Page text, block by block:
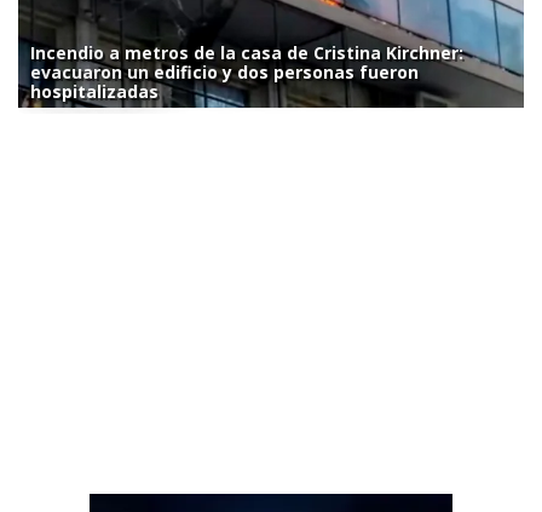
Incendio a metros de la casa de Cristina Kirchner:
evacuaron un edificio y dos personas fueron
hospitalizadas